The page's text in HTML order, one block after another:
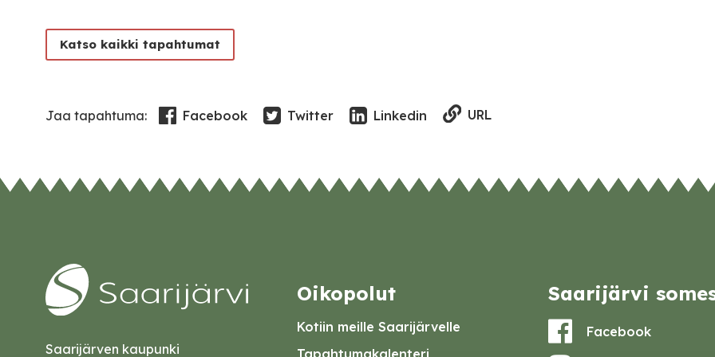
Katso kaikki tapahtumat
Jaa tapahtuma: Facebook Twitter Linkedin URL
Saarijärven kaupunki
Oikopolut
Kotiin meille Saarijärvelle
Tapahtumakalenteri
Saarijärvi
Facebook